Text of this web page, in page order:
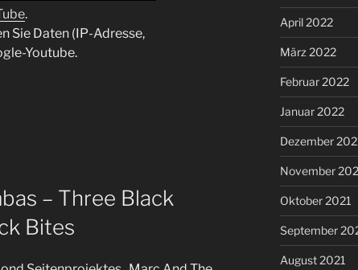
.
Sie Daten (IP-Adresse,
Youtube.
– Three Black
Bites
April 2022
März 2022
Februar 2022
Januar 2022
Dezember
November
Oktober 2021
September
August 2021